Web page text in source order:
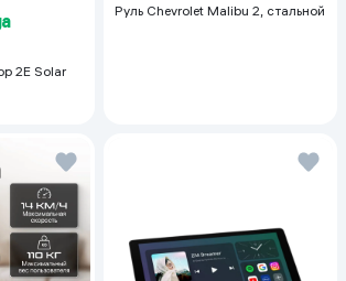
2E Solar
Руль Chevrolet Malibu 2, cтальной